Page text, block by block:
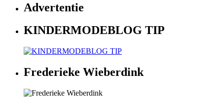
Advertentie
KINDERMODEBLOG TIP
Frederieke Wieberdink